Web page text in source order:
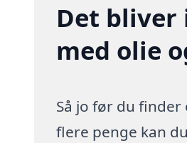
Det bliver
med olie
Så jo før du
flere penge kan